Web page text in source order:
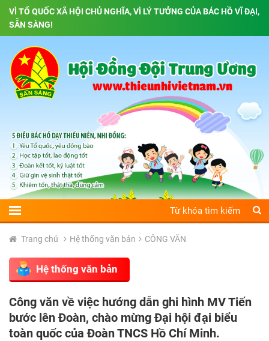
VÌ TỔ QUỐC XÃ HỘI CHỦ NGHĨA, VÌ LÝ TƯỞNG CỦA BÁC HỒ VĨ ĐẠI,
SẴN SÀNG!
Trang chủ Hệ thống văn bản CÔNG VĂN
Hệ thống văn bản
Công văn về việc hướng dẫn ghi hình MV Tiến
bước lên Đoàn, chào mừng Đại hội đại biểu
toàn quốc của Đoàn TNCS Hồ Chí Minh.